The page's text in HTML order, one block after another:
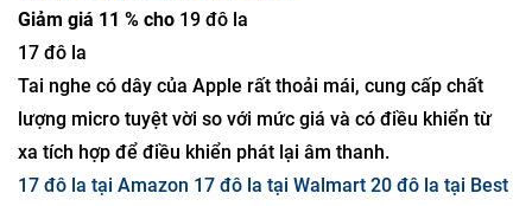
Giảm giá 11 % cho 19 đô la
17 đô la
Tai nghe có dây của Apple rất thoải mái, cung cấp chất
lượng micro tuyệt vời so với mức giá và có điều khiển từ
xa tích hợp để điều khiển phát lại âm thanh.
17 đô la tại Amazon 17 đô la tại Walmart 20 đô la tại Best